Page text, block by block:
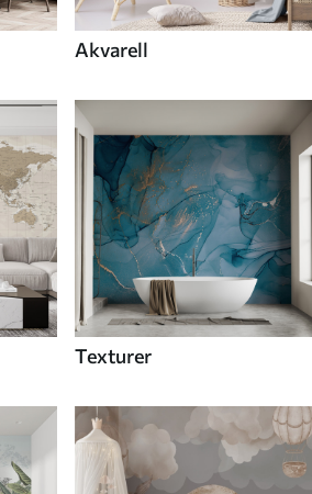
Akvarell
Texturer